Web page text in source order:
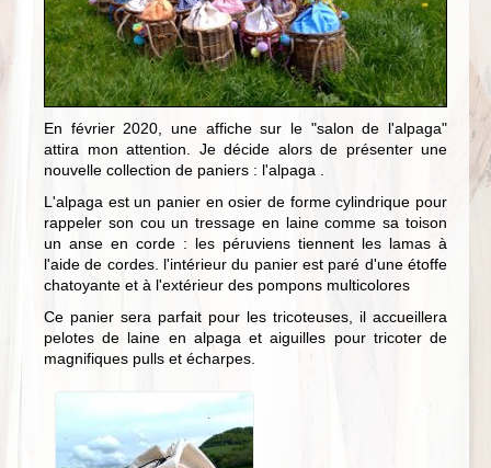
En février 2020, une affiche sur le "salon de l'alpaga"
attira mon attention. Je décide alors de présenter une
nouvelle collection de paniers : l'alpaga .
L'alpaga est un panier en osier de forme cylindrique pour
rappeler son cou un tressage en laine comme sa toison
un anse en corde : les péruviens tiennent les lamas à
l'aide de cordes. l'intérieur du panier est paré d'une étoffe
chatoyante et à l'extérieur des pompons multicolores
Ce panier sera parfait pour les tricoteuses, il accueillera
pelotes de laine en alpaga et aiguilles pour tricoter de
magnifiques pulls et écharpes.